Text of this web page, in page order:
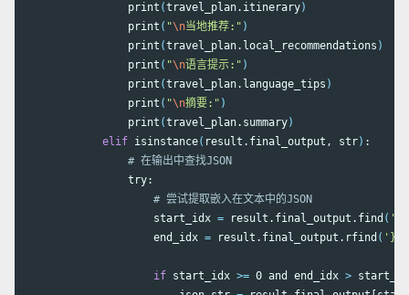
                print
(travel_plan.itinerary)
                print
( "\n当地推荐:" )
                print
(travel_plan.local_recommendations )
                print
( "\n语言提示:" )
                print
(travel_plan.language_tips )
                print
( "\n摘要:" )
                print
(travel_plan.summary)
elif isinstance( result.final_output, str) :
# 在输出中查找JSON
                try:
# 尝试提取嵌入在文本中的JSON
                    start_idx
= result.final_output.find ( '{'
                    end_idx
= result.final_output.rfind ( '}'
if start_idx >= 0 and end_idx >